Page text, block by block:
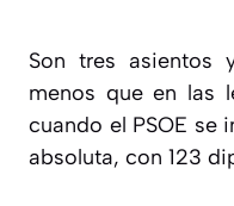
Son tres asientos
menos que en las
cuando el PSOE se
absoluta, con 123